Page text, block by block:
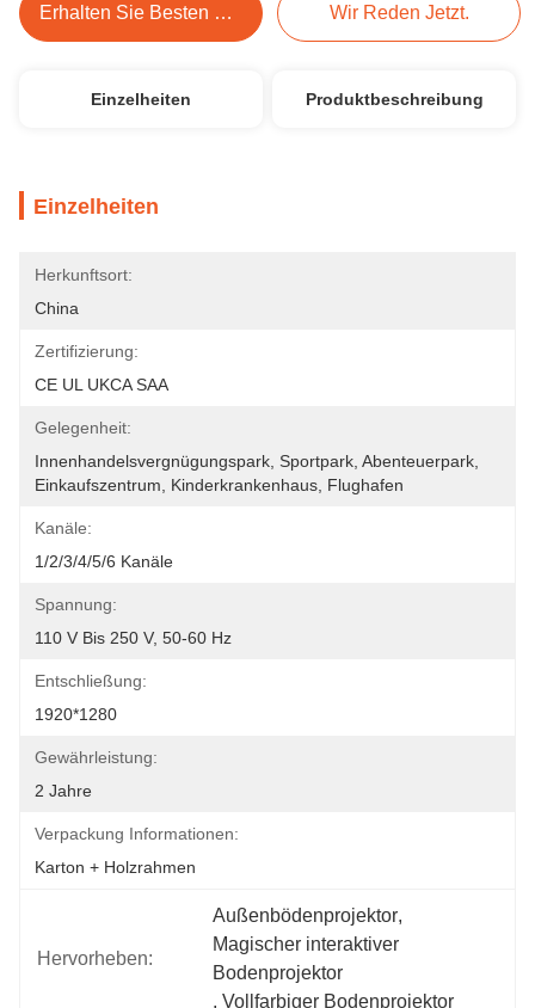
Erhalten Sie Besten Preis Wir Reden Jetzt.
Einzelheiten Produktbeschreibung
Einzelheiten
Herkunftsort:
China
Zertifizierung:
CE UL UKCA SAA
Gelegenheit:
Innenhandelsvergnügungspark, Sportpark, Abenteuerpark,
Einkaufszentrum, Kinderkrankenhaus, Flughafen
Kanäle:
1/2/3/4/5/6 Kanäle
Spannung:
110 V Bis 250 V, 50-60 Hz
Entschließung:
1920*1280
Gewährleistung:
2 Jahre
Verpackung Informationen:
Karton + Holzrahmen
Hervorheben:
Außenbödenprojektor,
Magischer interaktiver
Bodenprojektor
, Vollfarbiger Bodenprojektor